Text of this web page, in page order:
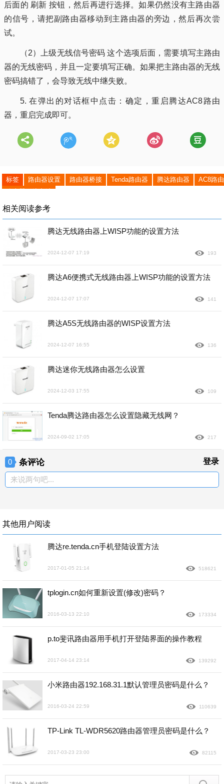
后面的 刷新 按钮，然后再进行选择。如果仍然没有主路由器
的信号，请把副路由器移动到主路由器的旁边，然后再次尝
试。
（2）上级无线信号密码 这个选项后面，需要填写主路由
器的无线密码，并且一定要填写正确。如果把主路由器的无线
密码搞错了，会导致无线中继失败。
5. 在弹出的对话框中点击：确定，重启腾达AC8路由
器，重启完成即可。
标签 路由器设置 路由器桥接 Tenda路由器 腾达路由器
AC8路
相关阅读参考
腾达无线路由器上WISP功能的设置方法
2024-12-07 17:19 193
腾达A6便携式无线路由器上WISP功能的设置方法
2024-12-07 17:07 141
腾达A5S无线路由器的WISP设置方法
2024-12-07 16:55 136
腾达迷你无线路由器怎么设置
2024-12-03 17:55 109
Tenda腾达路由器怎么设置隐藏无线网？
2024-09-02 17:05 217
0 条评论 登录
来说两句吧...
其他用户阅读
腾达re.tenda.cn手机登陆设置方法
2017-01-05 21:14 518621
tplogin.cn如何重新设置(修改)密码？
2016-03-13 22:10 173334
p.to斐讯路由器用手机打开登陆界面的操作教程
2017-04-14 23:14 139292
小米路由器192.168.31.1默认管理员密码是什么？
2016-03-24 22:59 110639
TP-Link TL-WDR5620路由器管理员密码是什么？
2017-03-23 23:00 82115